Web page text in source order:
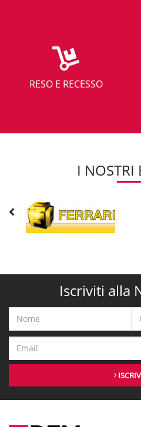
RESO E RECESSO
I NOSTRI
Iscriviti alla